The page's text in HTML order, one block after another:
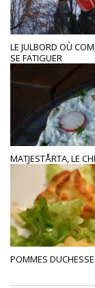
LE JULBORD OÙ
SE FATIGUER
MATJESTÅRTA, LE
POMMES